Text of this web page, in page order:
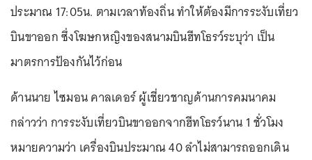
ประมาณ 17:05น. ตามเวลาท้องถิ่น ทำให้ต้องมีการระงับเที่ยว
บินขาออก ซึ่งโฆษกหญิงของสนามบินฮีทโธรว์ระบุว่า เป็น
มาตรการป้องกันไว้ก่อน
ด้านนาย ไซมอน คาลเดอร์ ผู้เชี่ยวชาญด้านการคมนาคม
กล่าวว่า การระงับเที่ยวบินขาออกจากฮีทโธรว์นาน 1 ชั่วโมง
หมายความว่า เครื่องบินประมาณ 40 ลำไม่สามารถออกเดิน